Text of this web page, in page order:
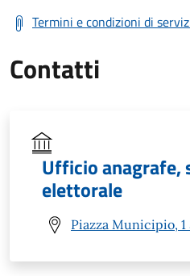
Termini e condizioni di
Contatti
Ufficio anagrafe,
elettorale
Piazza Municipio, 1